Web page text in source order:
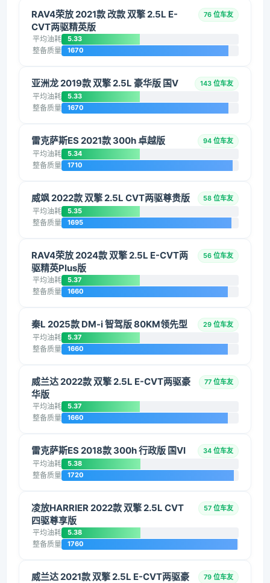
RAV4荣放 2021款 改款 双擎 2.5L E-
CVT两驱精英版
76 位车友
平均油耗 5.33
整备质量 1670
亚洲龙 2019款 双擎 2.5L 豪华版 国V 143 位车友
平均油耗 5.33
整备质量 1670
雷克萨斯ES 2021款 300h 卓越版 94 位车友
平均油耗 5.34
整备质量 1710
威飒 2022款 双擎 2.5L CVT两驱尊贵版 58 位车友
平均油耗 5.35
整备质量 1695
RAV4荣放 2024款 双擎 2.5L E-CVT两
驱精英Plus版
56 位车友
平均油耗 5.37
整备质量 1660
秦L 2025款 DM-i 智驾版 80KM领先型 29 位车友
平均油耗 5.37
整备质量 1660
威兰达 2022款 双擎 2.5L E-CVT两驱豪
华版
77 位车友
平均油耗 5.37
整备质量 1660
雷克萨斯ES 2018款 300h 行政版 国VI 34 位车友
平均油耗 5.38
整备质量 1720
凌放HARRIER 2022款 双擎 2.5L CVT
四驱尊享版
57 位车友
平均油耗 5.38
整备质量 1760
威兰达 2021款 双擎 2.5L E-CVT两驱豪 79 位车友